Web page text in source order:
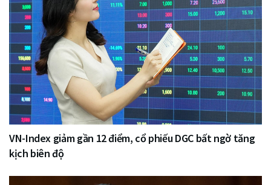
VN-Index giảm gần 12 điểm, cổ phiếu DGC bất ngờ tăng
kịch biên độ